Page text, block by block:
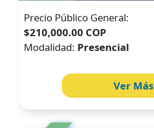
Precio Público General:
$210,000.00 COP
Modalidad: Presencial
Ver Más